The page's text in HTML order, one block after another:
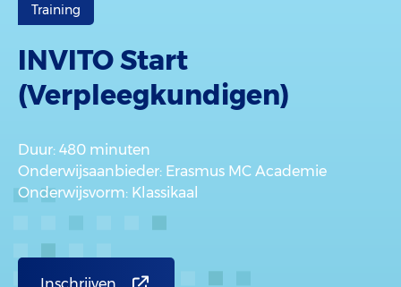
Training
INVITO Start
(Verpleegkundigen)
Duur: 480 minuten
Onderwijsaanbieder: Erasmus MC Academie
Onderwijsvorm: Klassikaal
Inschrijven